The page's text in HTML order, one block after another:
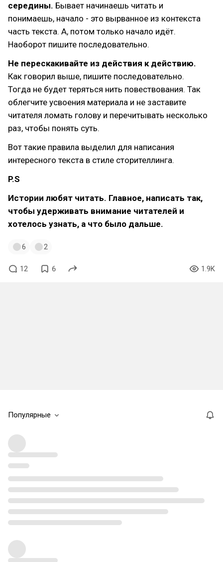
середины. Бывает начинаешь читать и
понимаешь, начало - это вырванное из контекста
часть текста. А, потом только начало идёт.
Наоборот пишите последовательно.
Не перескакивайте из действия к действию.
Как говорил выше, пишите последовательно.
Тогда не будет теряться нить повествования. Так
облегчите усвоения материала и не заставите
читателя ломать голову и перечитывать несколько
раз, чтобы понять суть.
Вот такие правила выделил для написания
интересного текста в стиле сторителлинга.
P.S
Истории любят читать. Главное, написать так,
чтобы удерживать внимание читателей и
хотелось узнать, а что было дальше.
6 2
12 6 1.9K
Популярные